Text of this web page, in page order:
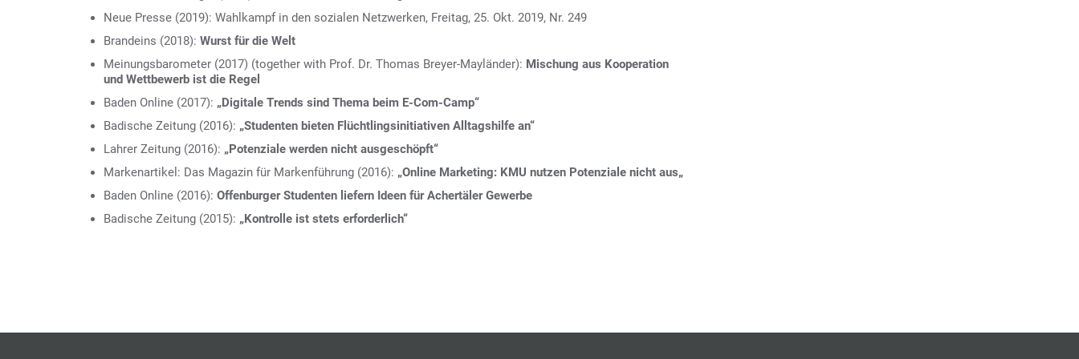
Neue Presse (2019): Wahlkampf in den sozialen Netzwerken, Freitag, 25. Okt. 2019, Nr. 249
Brandeins (2018): Wurst für die Welt
Meinungsbarometer (2017) (together with Prof. Dr. Thomas Breyer-Mayländer): Mischung aus Kooperation
und Wettbewerb ist die Regel
Baden Online (2017): „Digitale Trends sind Thema beim E-Com-Camp“
Badische Zeitung (2016): „Studenten bieten Flüchtlingsinitiativen Alltagshilfe an“
Lahrer Zeitung (2016): „Potenziale werden nicht ausgeschöpft“
Markenartikel: Das Magazin für Markenführung (2016): „Online Marketing: KMU nutzen Potenziale nicht aus„
Baden Online (2016): Offenburger Studenten liefern Ideen für Achertäler Gewerbe
Badische Zeitung (2015): „Kontrolle ist stets erforderlich“